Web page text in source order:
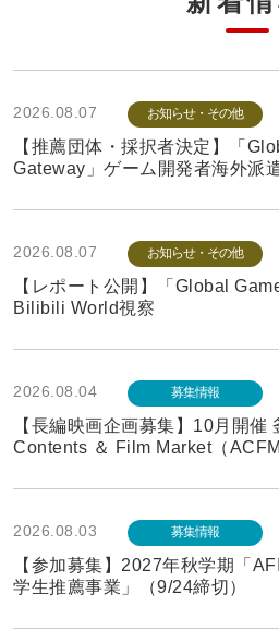
2026.08.07 お知らせ・その他
【推薦団体・採択者決定】「
Gateway」ゲーム開発者海外派
2026.08.07 お知らせ・その他
【レポート公開】「Global
Bilibili World視察
2026.08.04 募集情報
【長編映画企画募集】10月開
Contents ＆ Film Market（
2026.08.03 募集情報
【参加募集】2027年秋学期「
学生推薦事業」（9/24締切）